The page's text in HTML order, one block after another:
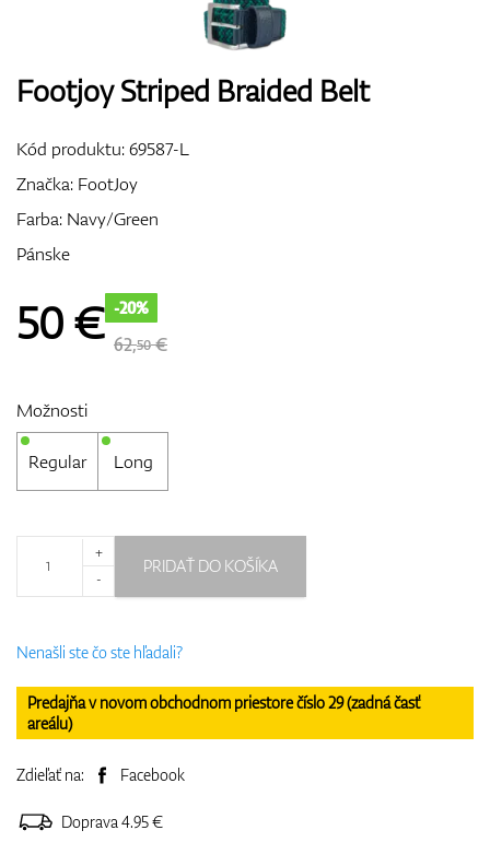
Bagy
Darčekové poukážky
Footjoy Striped Braided Belt
Kód produktu:69587-L
Značka: FootJoy
Farba: Navy/Green
Pánske
50€ -20%
62,50€
Možnosti
Regular Long
+
-
PRIDAŤ DO KOŠÍKA
Nenašli ste čo ste hľadali?
Predajňa v novom obchodnom priestore číslo 29 (zadná časť
areálu)
Zdieľať na: Facebook
Doprava 4.95 €